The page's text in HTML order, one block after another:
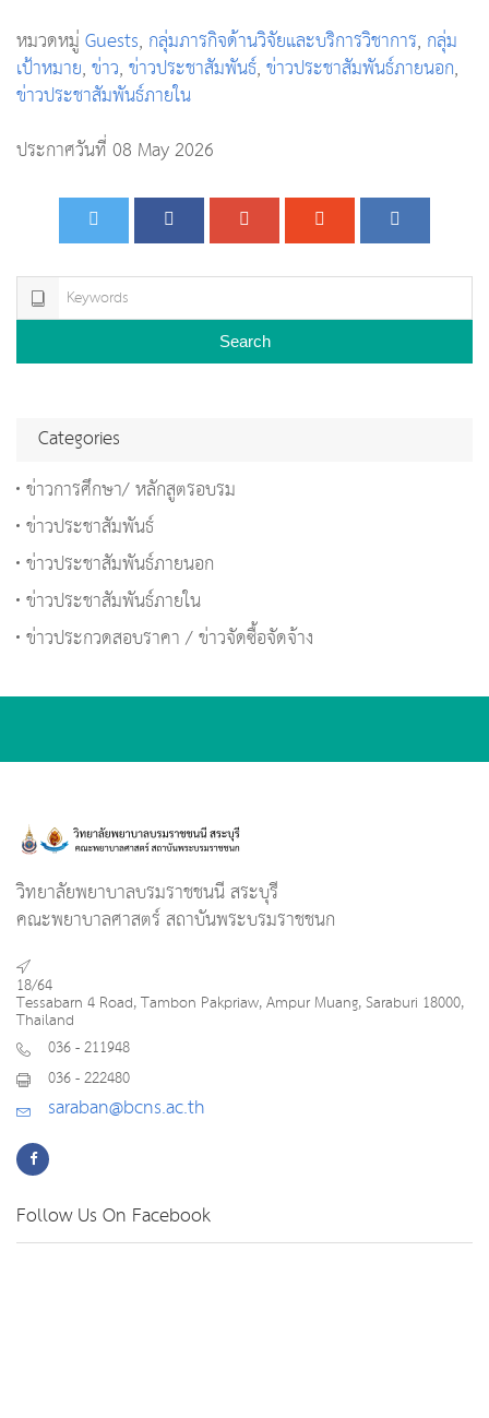
หมวดหมู่Guests, กลุ่มภารกิจด้านวิจัยและบริการวิชาการ, กลุ่ม
เป้าหมาย,ข่าว,ข่าวประชาสัมพันธ์,ข่าวประชาสัมพันธ์ภายนอก,
ข่าวประชาสัมพันธ์ภายใน
ประกาศวันที่ 08 May 2026
Search
Categories
ข่าวการศึกษา/ หลักสูตรอบรม
ข่าวประชาสัมพันธ์
ข่าวประชาสัมพันธ์ภายนอก
ข่าวประชาสัมพันธ์ภายใน
ข่าวประกวดสอบราคา / ข่าวจัดซื้อจัดจ้าง
วิทยาลัยพยาบาลบรมราชชนนี สระบุรี
คณะพยาบาลศาสตร์ สถาบันพระบรมราชชนก
18/64
Tessabarn 4 Road, Tambon Pakpriaw, Ampur Muang, Saraburi 18000,
Thailand
036 - 211948
036 - 222480
saraban@bcns.ac.th
Follow Us On Facebook